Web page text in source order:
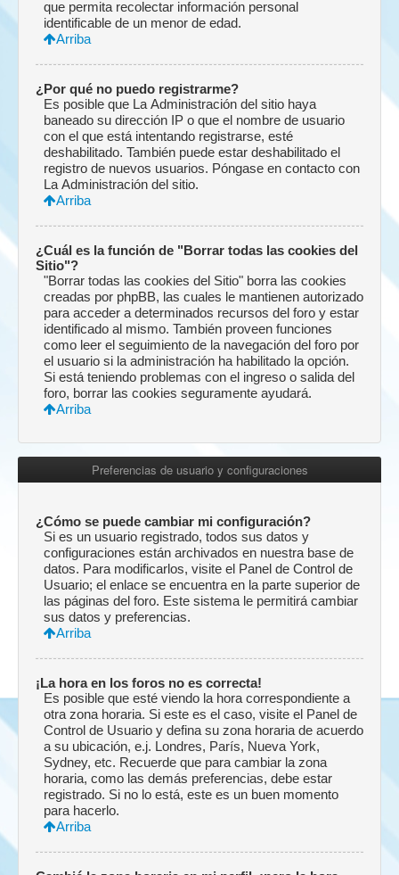
que permita recolectar información personal
identificable de un menor de edad.
Arriba
¿Por qué no puedo registrarme?
Es posible que La Administración del sitio haya
baneado su dirección IP o que el nombre de usuario
con el que está intentando registrarse, esté
deshabilitado. También puede estar deshabilitado el
registro de nuevos usuarios. Póngase en contacto con
La Administración del sitio.
Arriba
¿Cuál es la función de "Borrar todas las cookies del
Sitio"?
"Borrar todas las cookies del Sitio" borra las cookies
creadas por phpBB, las cuales le mantienen autorizado
para acceder a determinados recursos del foro y estar
identificado al mismo. También proveen funciones
como leer el seguimiento de la navegación del foro por
el usuario si la administración ha habilitado la opción.
Si está teniendo problemas con el ingreso o salida del
foro, borrar las cookies seguramente ayudará.
Arriba
Preferencias de usuario y configuraciones
¿Cómo se puede cambiar mi configuración?
Si es un usuario registrado, todos sus datos y
configuraciones están archivados en nuestra base de
datos. Para modificarlos, visite el Panel de Control de
Usuario; el enlace se encuentra en la parte superior de
las páginas del foro. Este sistema le permitirá cambiar
sus datos y preferencias.
Arriba
¡La hora en los foros no es correcta!
Es posible que esté viendo la hora correspondiente a
otra zona horaria. Si este es el caso, visite el Panel de
Control de Usuario y defina su zona horaria de acuerdo
a su ubicación, e.j. Londres, París, Nueva York,
Sydney, etc. Recuerde que para cambiar la zona
horaria, como las demás preferencias, debe estar
registrado. Si no lo está, este es un buen momento
para hacerlo.
Arriba